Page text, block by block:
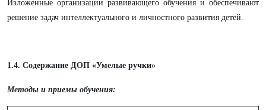
Изложенные организации развивающего обучения и обеспечивают
решение задач интеллектуального и личностного развития детей.
1.4. Содержание ДОП «Умелые ручки»
Методы и приемы обучения: